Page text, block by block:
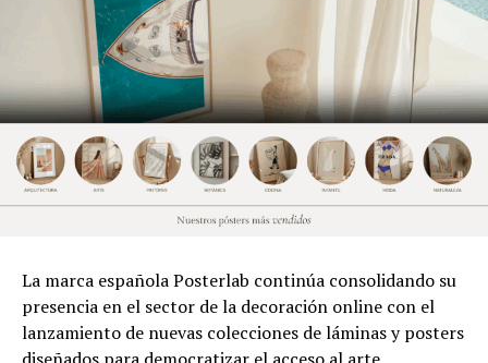
La marca española Posterlab continúa consolidando su
presencia en el sector de la decoración online con el
lanzamiento de nuevas colecciones de láminas y posters